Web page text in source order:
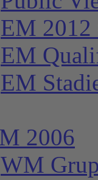
EM 2012
EM
EM
2006
WM